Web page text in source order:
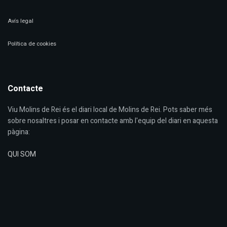
Avís legal
Política de cookies
Contacte
Viu Molins de Rei és el diari local de Molins de Rei. Pots saber més
sobre nosaltres i posar en contacte amb l'equip del diari en aquesta
pàgina:
QUI SOM